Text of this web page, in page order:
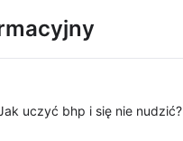
uczyć bhp i się nie nudzić?